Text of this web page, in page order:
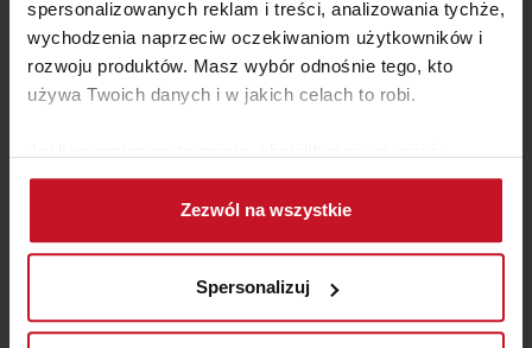
spersonalizowanych reklam i treści, analizowania tychże,
wychodzenia naprzeciw oczekiwaniom użytkowników i
rozwoju produktów. Masz wybór odnośnie tego, kto
używa Twoich danych i w jakich celach to robi.
Gromadzić dane dotyczące Twojej lokalizacji
geograficznej z dokładnością nawet do kilku metrów
Identyfikować Twoje urządzenie, aktywnie
(fingerprinting, czyli wirtualny odcisk palca)
Dowiedz się więcej odnośnie tego, jak Twoje osobiste
Zezwól na wszystkie
Spersonalizuj